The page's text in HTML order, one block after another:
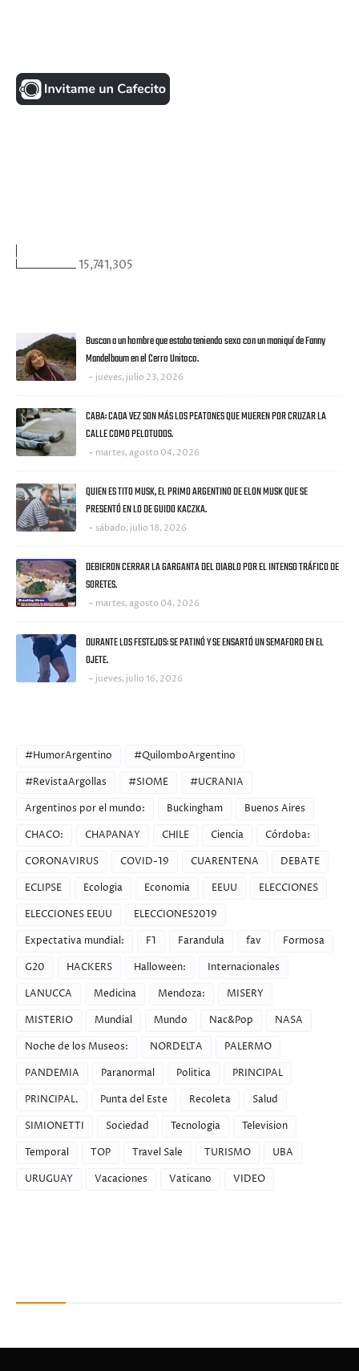
15,741,305
Buscan a un hombre que estaba teniendo sexo con un maniquí de Fanny
Mandelbaum en el Cerro Unitoco.
jueves, julio 23, 2026
CABA: CADA VEZ SON MÁS LOS PEATONES QUE MUEREN POR CRUZAR LA
CALLE COMO PELOTUDOS.
martes, agosto 04, 2026
QUIEN ES TITO MUSK, EL PRIMO ARGENTINO DE ELON MUSK QUE SE
PRESENTÓ EN LO DE GUIDO KACZKA.
sábado, julio 18, 2026
DEBIERON CERRAR LA GARGANTA DEL DIABLO POR EL INTENSO TRÁFICO DE
SORETES.
martes, agosto 04, 2026
DURANTE LOS FESTEJOS: SE PATINÓ Y SE ENSARTÓ UN SEMAFORO EN EL
OJETE.
jueves, julio 16, 2026
#HumorArgentino
#QuilomboArgentino
#RevistaArgollas
#SIOME
#UCRANIA
Argentinos por el mundo:
Buckingham
Buenos Aires
CHACO:
CHAPANAY CHILE Ciencia
Córdoba:
CORONAVIRUS
COVID-19 CUARENTENA
DEBATE
ECLIPSE
Ecologia Economia EEUU
ELECCIONES
ELECCIONES EEUU
ELECCIONES2019
Expectativa mundial:
F1 Farandula fav
Formosa
G20
HACKERS Halloween:
Internacionales
LANUCCA
Medicina Mendoza:
MISERY
MISTERIO
Mundial Mundo Nac&Pop
NASA
Noche de los Museos:
NORDELTA
PALERMO
PANDEMIA
Paranormal Politica
PRINCIPAL
PRINCIPAL.
Punta del Este Recoleta
Salud
SIMIONETTI
Sociedad Tecnologia
Television
Temporal
TOP Travel Sale TURISMO
UBA
URUGUAY
Vacaciones Vaticano VIDEO